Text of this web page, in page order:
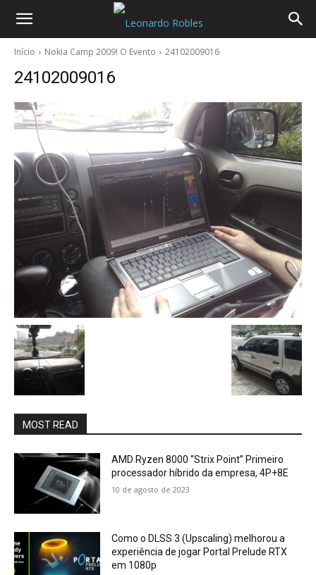
Início Nokia Camp 2009! O Evento 24102009016
24102009016
MOST READ
AMD Ryzen 8000 “Strix Point” Primeiro
processador híbrido da empresa, 4P+8E
10 de agosto de 2023
Como o DLSS 3 (Upscaling) melhorou a
experiência de jogar Portal Prelude RTX
em 1080p